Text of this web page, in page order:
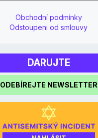
Obchodní podmínky
Odstoupeni od smlouvy
DARUJTE
ODEBÍREJTE NEWSLETTER